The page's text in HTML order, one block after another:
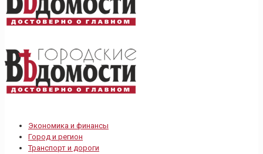
Экономика и финансы
Город и регион
Транспорт и дороги